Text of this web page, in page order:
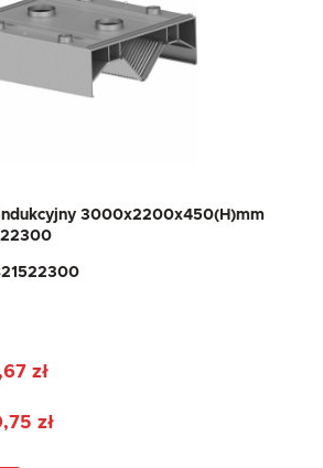
3000x2200x450(H)mm
zł
zł